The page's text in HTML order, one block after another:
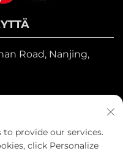
Road, Nanjing,
provide our services.
click Personalize